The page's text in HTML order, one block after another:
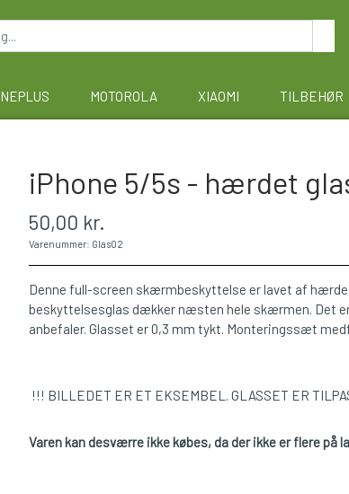
MOTOROLA XIAOMI TILBEHØR
iPhone 5/5s - hærdet
50,00 kr.
Varenummer: Glas02
Denne full-screen skærmbeskyttelse er lavet af
beskyttelsesglas dækker næsten hele skærmen. Det
anbefaler. Glasset er 0,3 mm tykt. Monteringssæt
!!! BILLEDET ER ET EKSEMBEL. GLASSET ER
Varen kan desværre ikke købes, da der ikke er flere på